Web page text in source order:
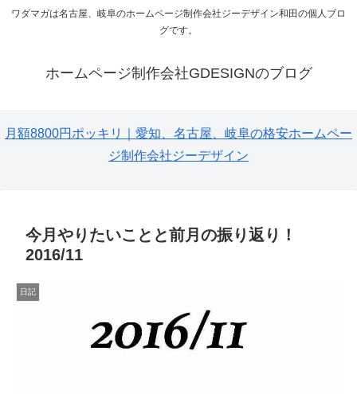
ワダマガは名古屋、岐阜のホームページ制作会社ジーデザイン和田の個人ブロ
グです。
ホームページ制作会社GDESIGNのブログ
月額8800円ポッキリ｜愛知、名古屋、岐阜の格安ホームペー
ジ制作会社ジーデザイン
今月やりたいことと前月の振り返り！
2016/11
日記